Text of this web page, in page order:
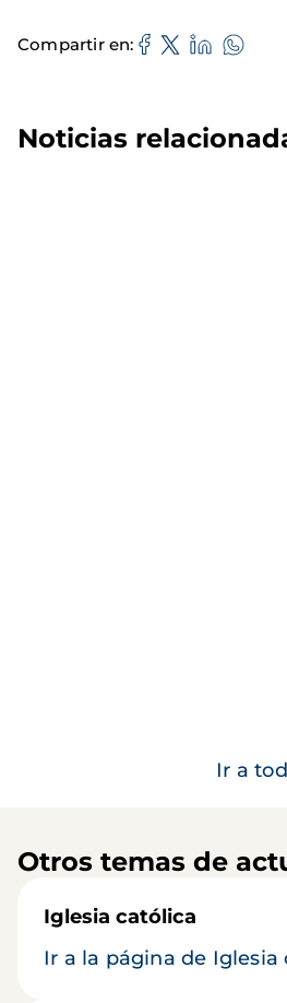
Compartir en
Noticias
Ir a
Otros temas de
Iglesia católica
Ir a la página de Iglesia